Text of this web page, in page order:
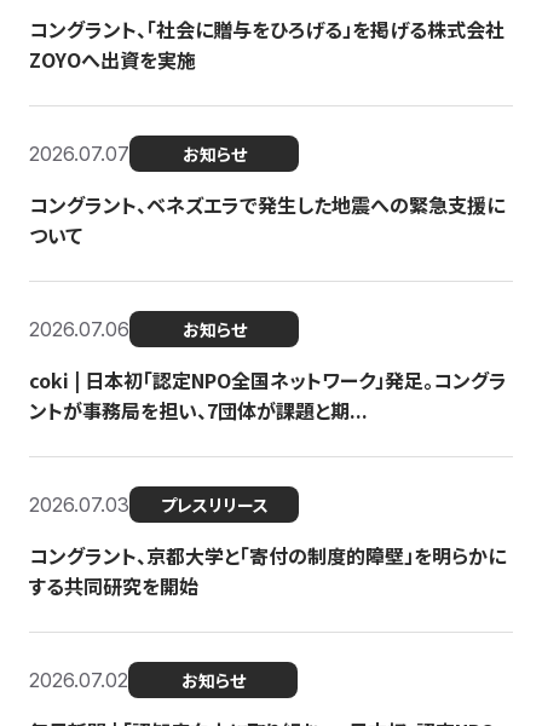
コングラント、「社会に贈与をひろげる」を掲げる株式会社
ZOYOへ出資を実施
2026.07.07 お知らせ
コングラント、ベネズエラで発生した地震への緊急支援に
ついて
2026.07.06 お知らせ
coki | 日本初「認定NPO全国ネットワーク」発足。コングラ
ントが事務局を担い、7団体が課題と期...
2026.07.03 プレスリリース
コングラント、京都大学と「寄付の制度的障壁」を明らかに
する共同研究を開始
2026.07.02 お知らせ